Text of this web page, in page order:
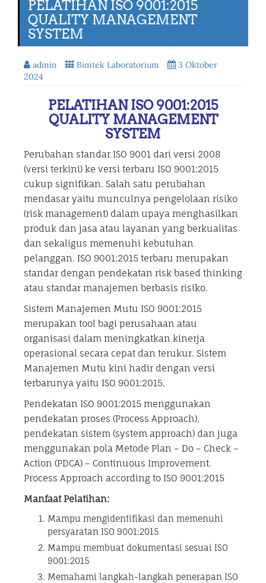
PELATIHAN ISO 9001:2015
QUALITY MANAGEMENT
SYSTEM
admin Bimtek Laboratorium
3 Oktober
2024
PELATIHAN ISO 9001:2015
QUALITY MANAGEMENT
SYSTEM
Perubahan standar ISO 9001 dari versi 2008
(versi terkini) ke versi terbaru ISO 9001:2015
cukup signifikan. Salah satu perubahan
mendasar yaitu munculnya pengelolaan risiko
(risk management) dalam upaya menghasilkan
produk dan jasa atau layanan yang berkualitas
dan sekaligus memenuhi kebutuhan
pelanggan. ISO 9001:2015 terbaru merupakan
standar dengan pendekatan risk based thinking
atau standar manajemen berbasis risiko.
Sistem Manajemen Mutu ISO 9001:2015
merupakan tool bagi perusahaan atau
organisasi dalam meningkatkan kinerja
operasional secara cepat dan terukur. Sistem
Manajemen Mutu kini hadir dengan versi
terbarunya yaitu ISO 9001:2015.
Pendekatan ISO 9001:2015 menggunakan
pendekatan proses (Process Approach),
pendekatan sistem (system approach) dan juga
menggunakan pola Metode Plan – Do – Check –
Action (PDCA) – Continuous Improvement.
Process Approach according to ISO 9001:2015
Manfaat Pelatihan:
Mampu mengidentifikasi dan memenuhi
persyaratan ISO 9001:2015
Mampu membuat dokumentasi sesuai ISO
9001:2015
Memahami langkah-langkah penerapan ISO